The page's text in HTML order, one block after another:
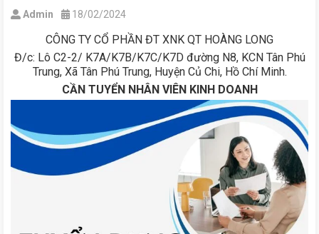
Admin 18/02/2024
CÔNG TY CỔ PHẦN ĐT XNK QT HOÀNG LONG
Đ/c: Lô C2-2/ K7A/K7B/K7C/K7D đường N8, KCN Tân Phú
Trung, Xã Tân Phú Trung, Huyện Củ Chi, Hồ Chí Minh.
CẦN TUYỂN NHÂN VIÊN KINH DOANH